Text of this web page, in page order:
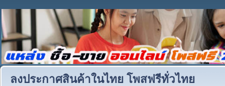
ลงประกาศสินค้าในไทย โพสฟรีทั่วไทย